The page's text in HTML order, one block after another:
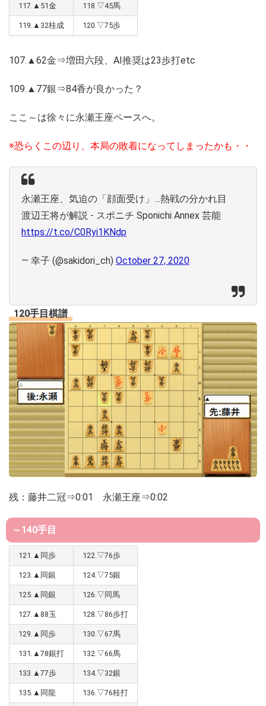
117.▲51金 118.▽45馬
119.▲32桂成 120.▽75歩
107.▲62金⇒増田六段、AI推奨は23歩打etc
109.▲77銀⇒84香が良かった？
ここ～は徐々に永瀬王座ペースへ。
※恐らくこの辺り、本局の敗着になってしまったかも・・
永瀬王座、気迫の「顔面受け」…熱戦の分かれ目
渡辺王将が解説 - スポニチ Sponichi Annex 芸能
https://t.co/C0Ryi1KNdp
— 幸子 (@sakidori_ch) October 27, 2020
120手目棋譜
残：藤井二冠⇒0:01 永瀬王座⇒0:02
～140手目
121.▲同歩 122.▽76歩
123.▲同銀 124.▽75銀
125.▲同銀 126.▽同馬
127.▲88玉 128.▽86歩打
129.▲同歩 130.▽67馬
131.▲78銀打 132.▽66馬
133.▲77歩 134.▽32銀
135.▲同龍 136.▽76桂打